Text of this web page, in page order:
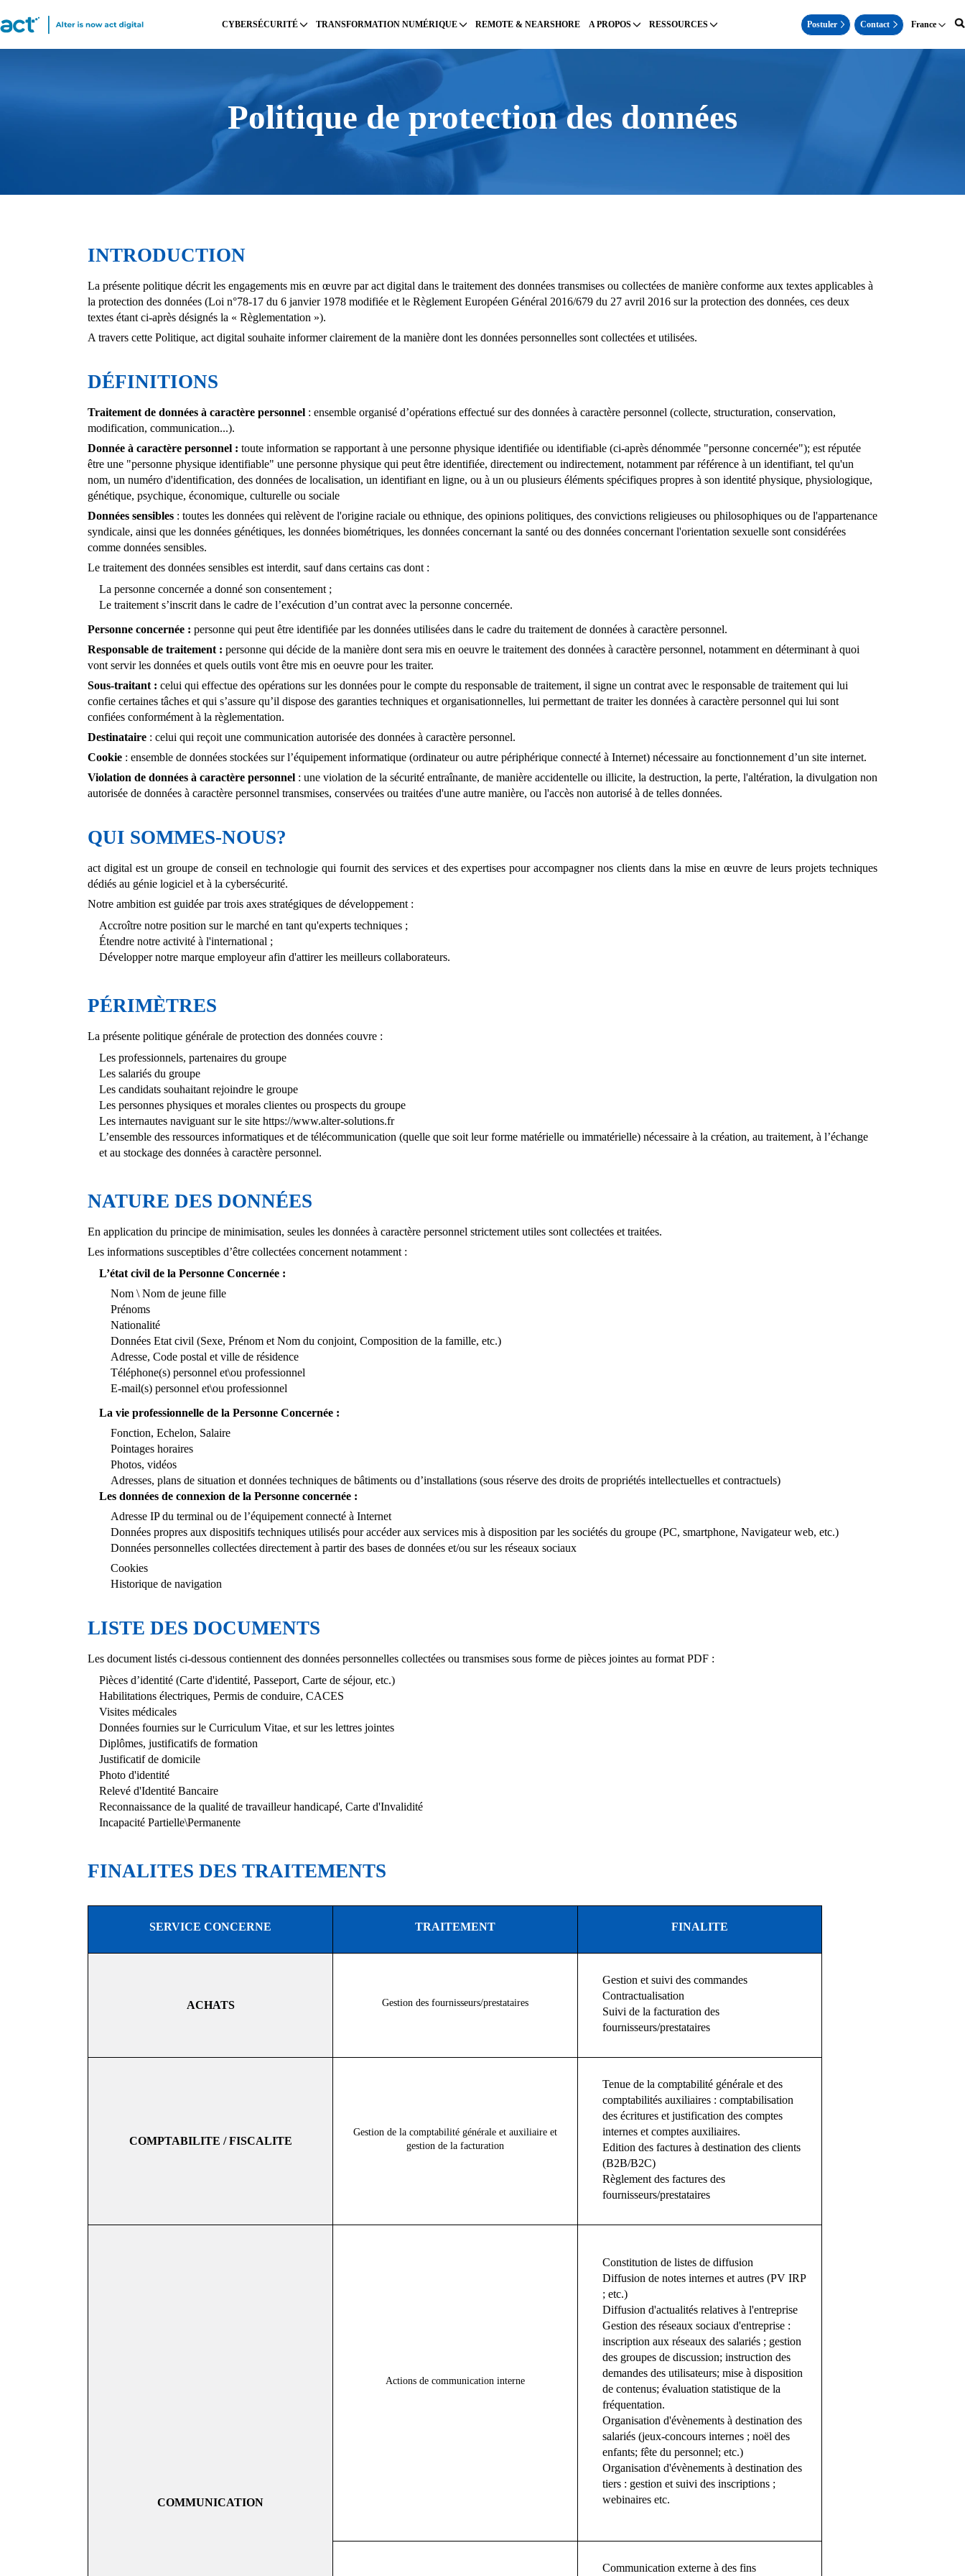
CYBERSÉCURITÉ TRANSFORMATION NUMÉRIQUE REMOTE & NEARSHORE A PROPOS RESSOURCES Postuler Contact France
Politique de protection des données
INTRODUCTION
La présente politique décrit les engagements mis en œuvre par act digital dans le traitement des données transmises ou collectées de manière conforme aux textes applicables à
la protection des données (Loi n°78-17 du 6 janvier 1978 modifiée et le Règlement Européen Général 2016/679 du 27 avril 2016 sur la protection des données, ces deux
textes étant ci-après désignés la « Règlementation »).
A travers cette Politique, act digital souhaite informer clairement de la manière dont les données personnelles sont collectées et utilisées.
DÉFINITIONS
Traitement de données à caractère personnel : ensemble organisé d’opérations effectué sur des données à caractère personnel (collecte, structuration, conservation,
modification, communication...).
Donnée à caractère personnel : toute information se rapportant à une personne physique identifiée ou identifiable (ci-après dénommée "personne concernée"); est réputée
être une "personne physique identifiable" une personne physique qui peut être identifiée, directement ou indirectement, notamment par référence à un identifiant, tel qu'un
nom, un numéro d'identification, des données de localisation, un identifiant en ligne, ou à un ou plusieurs éléments spécifiques propres à son identité physique, physiologique,
génétique, psychique, économique, culturelle ou sociale
Données sensibles : toutes les données qui relèvent de l'origine raciale ou ethnique, des opinions politiques, des convictions religieuses ou philosophiques ou de l'appartenance
syndicale, ainsi que les données génétiques, les données biométriques, les données concernant la santé ou des données concernant l'orientation sexuelle sont considérées
comme données sensibles.
Le traitement des données sensibles est interdit, sauf dans certains cas dont :
La personne concernée a donné son consentement ;
Le traitement s’inscrit dans le cadre de l’exécution d’un contrat avec la personne concernée.
Personne concernée : personne qui peut être identifiée par les données utilisées dans le cadre du traitement de données à caractère personnel.
Responsable de traitement : personne qui décide de la manière dont sera mis en oeuvre le traitement des données à caractère personnel, notamment en déterminant à quoi
vont servir les données et quels outils vont être mis en oeuvre pour les traiter.
Sous-traitant : celui qui effectue des opérations sur les données pour le compte du responsable de traitement, il signe un contrat avec le responsable de traitement qui lui
confie certaines tâches et qui s’assure qu’il dispose des garanties techniques et organisationnelles, lui permettant de traiter les données à caractère personnel qui lui sont
confiées conformément à la règlementation.
Destinataire : celui qui reçoit une communication autorisée des données à caractère personnel.
Cookie : ensemble de données stockées sur l’équipement informatique (ordinateur ou autre périphérique connecté à Internet) nécessaire au fonctionnement d’un site internet.
Violation de données à caractère personnel : une violation de la sécurité entraînante, de manière accidentelle ou illicite, la destruction, la perte, l'altération, la divulgation non
autorisée de données à caractère personnel transmises, conservées ou traitées d'une autre manière, ou l'accès non autorisé à de telles données.
QUI SOMMES-NOUS?
act digital est un groupe de conseil en technologie qui fournit des services et des expertises pour accompagner nos clients dans la mise en œuvre de leurs projets techniques
dédiés au génie logiciel et à la cybersécurité.
Notre ambition est guidée par trois axes stratégiques de développement :
Accroître notre position sur le marché en tant qu'experts techniques ;
Étendre notre activité à l'international ;
Développer notre marque employeur afin d'attirer les meilleurs collaborateurs.
PÉRIMÈTRES
La présente politique générale de protection des données couvre :
Les professionnels, partenaires du groupe
Les salariés du groupe
Les candidats souhaitant rejoindre le groupe
Les personnes physiques et morales clientes ou prospects du groupe
Les internautes naviguant sur le site https://www.alter-solutions.fr
L’ensemble des ressources informatiques et de télécommunication (quelle que soit leur forme matérielle ou immatérielle) nécessaire à la création, au traitement, à l’échange
et au stockage des données à caractère personnel.
NATURE DES DONNÉES
En application du principe de minimisation, seules les données à caractère personnel strictement utiles sont collectées et traitées.
Les informations susceptibles d’être collectées concernent notamment :
L’état civil de la Personne Concernée :
Nom \ Nom de jeune fille
Prénoms
Nationalité
Données Etat civil (Sexe, Prénom et Nom du conjoint, Composition de la famille, etc.)
Adresse, Code postal et ville de résidence
Téléphone(s) personnel et\ou professionnel
E-mail(s) personnel et\ou professionnel
La vie professionnelle de la Personne Concernée :
Fonction, Echelon, Salaire
Pointages horaires
Photos, vidéos
Adresses, plans de situation et données techniques de bâtiments ou d’installations (sous réserve des droits de propriétés intellectuelles et contractuels)
Les données de connexion de la Personne concernée :
Adresse IP du terminal ou de l’équipement connecté à Internet
Données propres aux dispositifs techniques utilisés pour accéder aux services mis à disposition par les sociétés du groupe (PC, smartphone, Navigateur web, etc.)
Données personnelles collectées directement à partir des bases de données et/ou sur les réseaux sociaux
Cookies
Historique de navigation
LISTE DES DOCUMENTS
Les document listés ci-dessous contiennent des données personnelles collectées ou transmises sous forme de pièces jointes au format PDF :
Pièces d’identité (Carte d'identité, Passeport, Carte de séjour, etc.)
Habilitations électriques, Permis de conduire, CACES
Visites médicales
Données fournies sur le Curriculum Vitae, et sur les lettres jointes
Diplômes, justificatifs de formation
Justificatif de domicile
Photo d'identité
Relevé d'Identité Bancaire
Reconnaissance de la qualité de travailleur handicapé, Carte d'Invalidité
Incapacité Partielle\Permanente
FINALITES DES TRAITEMENTS
SERVICE CONCERNE TRAITEMENT FINALITE
ACHATS Gestion des fournisseurs/prestataires
Gestion et suivi des commandes
Contractualisation
Suivi de la facturation des
fournisseurs/prestataires
COMPTABILITE / FISCALITE
Gestion de la comptabilité générale et auxiliaire et
gestion de la facturation
Tenue de la comptabilité générale et des
comptabilités auxiliaires : comptabilisation
des écritures et justification des comptes
internes et comptes auxiliaires.
Edition des factures à destination des clients
(B2B/B2C)
Règlement des factures des
fournisseurs/prestataires
COMMUNICATION
Actions de communication interne
Constitution de listes de diffusion
Diffusion de notes internes et autres (PV IRP
; etc.)
Diffusion d'actualités relatives à l'entreprise
Gestion des réseaux sociaux d'entreprise :
inscription aux réseaux des salariés ; gestion
des groupes de discussion; instruction des
demandes des utilisateurs; mise à disposition
de contenus; évaluation statistique de la
fréquentation.
Organisation d'évènements à destination des
salariés (jeux-concours internes ; noël des
enfants; fête du personnel; etc.)
Organisation d'évènements à destination des
tiers : gestion et suivi des inscriptions ;
webinaires etc.
Communication externe à des fins